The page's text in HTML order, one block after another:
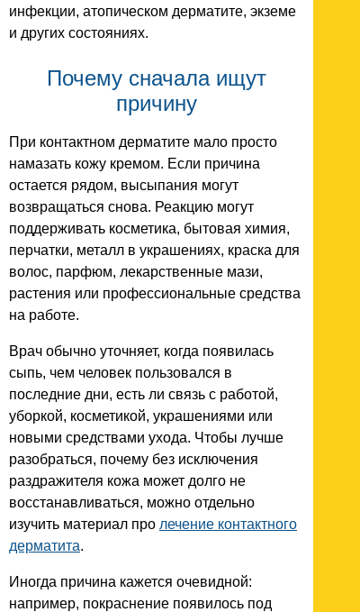
инфекции, атопическом дерматите, экземе
и других состояниях.
Почему сначала ищут
причину
При контактном дерматите мало просто
намазать кожу кремом. Если причина
остается рядом, высыпания могут
возвращаться снова. Реакцию могут
поддерживать косметика, бытовая химия,
перчатки, металл в украшениях, краска для
волос, парфюм, лекарственные мази,
растения или профессиональные средства
на работе.
Врач обычно уточняет, когда появилась
сыпь, чем человек пользовался в
последние дни, есть ли связь с работой,
уборкой, косметикой, украшениями или
новыми средствами ухода. Чтобы лучше
разобраться, почему без исключения
раздражителя кожа может долго не
восстанавливаться, можно отдельно
изучить материал про лечение контактного
дерматита.
Иногда причина кажется очевидной:
например, покраснение появилось под